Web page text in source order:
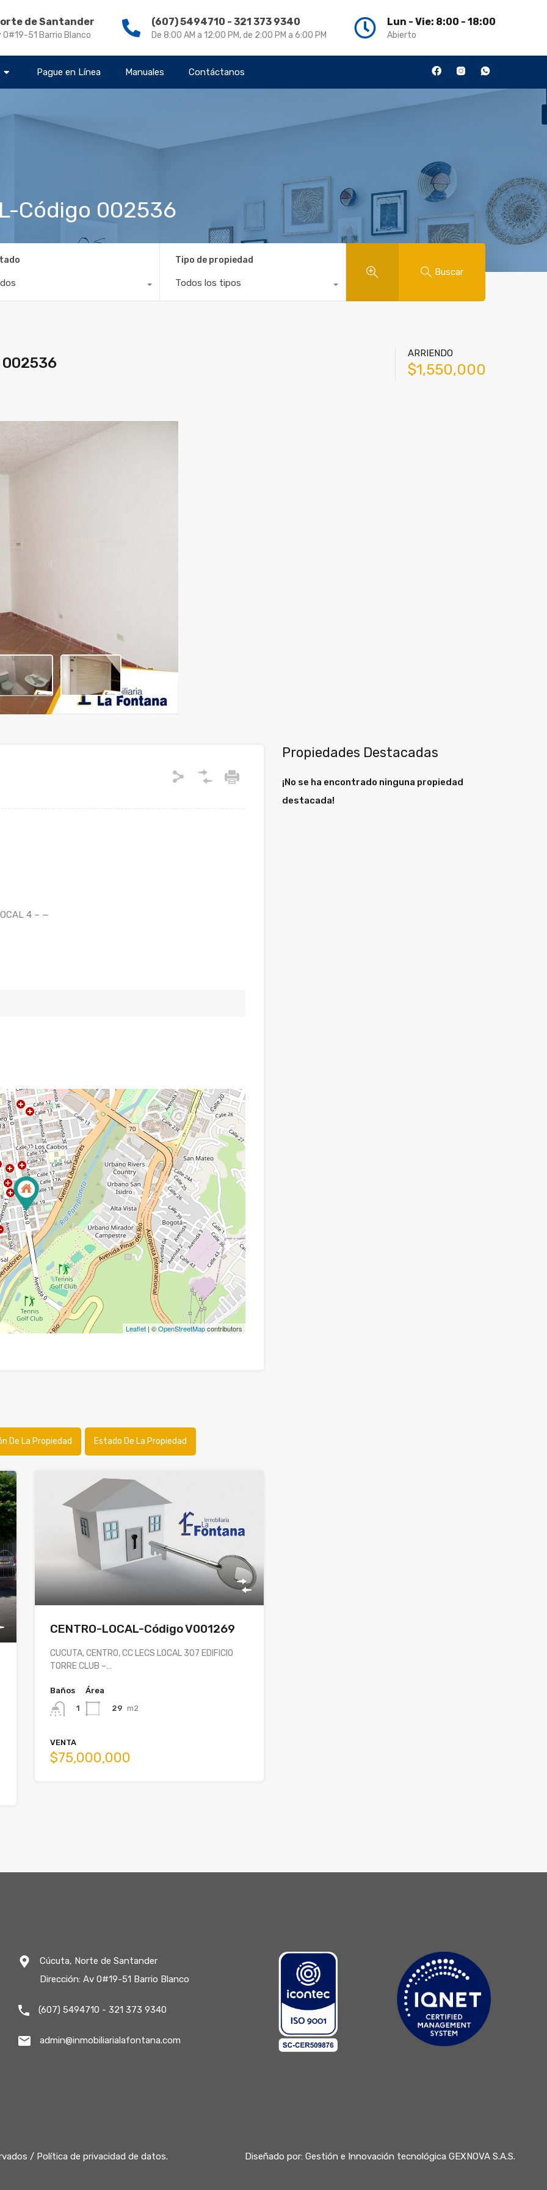
de Santander
0#19-51 Barrio Blanco
(607) 5494710 - 321 373 9340
De 8:00 AM a 12:00 PM, de 2:00 PM a 6:00 PM
Lun - Vie: 8:00 - 18:00
Abierto
Pague en Línea Manuales Contáctanos
Código 002536
Tipo de propiedad
Todos los tipos
Buscar
002536
ARRIENDO
$1,550,000
4 – —
Leaflet| ©OpenStreetMapcontributors
De La Propiedad Estado De La Propiedad
CENTRO-LOCAL-Código V001269
CUCUTA, CENTRO, CC LECS LOCAL 307 EDIFICIO
TORRE CLUB –…
Baños
1
Área
29 m2
VENTA
$75,000,000
Propiedades Destacadas
¡No se ha encontrado ninguna propiedad
destacada!
Cúcuta, Norte de Santander
Dirección: Av 0#19-51 Barrio Blanco
(607) 5494710 - 321 373 9340
admin@inmobiliarialafontana.com
/ Política de privacidad de datos. Diseñado por: Gestión e Innovación tecnológica GEXNOVA S.A.S.